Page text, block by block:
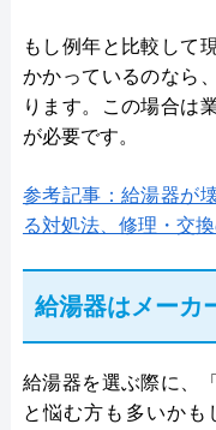
もし例年と比較して
かかっているのなら
ります。この場合は
が必要です。
参考記事：給湯器が
る対処法、修理・交
給湯器はメーカ
給湯器を選ぶ際に、
と悩む方も多いかも